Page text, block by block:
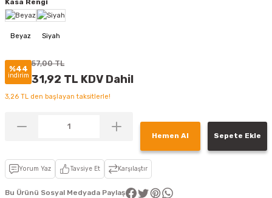
Kasa Rengi
%44
indirim
57,00 TL
31,92 TL KDV Dahil
3,26 TL den başlayan taksitlerle!
Hemen Al Sepete Ekle
Yorum Yaz Tavsiye Et Karşılaştır
Bu Ürünü Sosyal Medyada Paylaş